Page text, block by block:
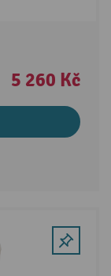
5 260 Kč